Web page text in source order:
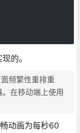
的。
频繁性重排重
在移动端上使用
动画为每秒60